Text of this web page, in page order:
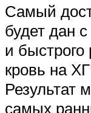
Самый
будет дан
и быстрого
кровь на
Результат
самых